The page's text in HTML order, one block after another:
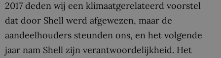
2017 deden wij een klimaatgerelateerd voorstel
dat door Shell werd afgewezen, maar de
aandeelhouders steunden ons, en het volgende
jaar nam Shell zijn verantwoordelijkheid. Het